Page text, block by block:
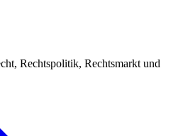
Rechtspolitik, Rechtsmarkt und